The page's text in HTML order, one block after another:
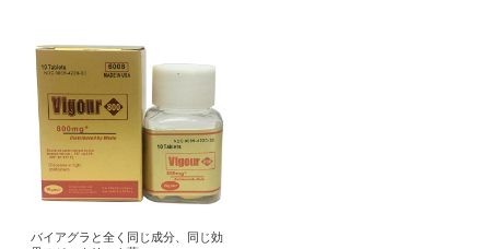
バイアグラと全く同じ成分、同じ効